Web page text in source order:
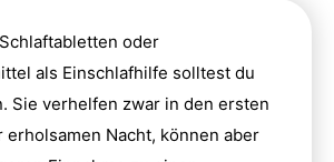
oder
als Einschlafhilfe solltest du
Sie verhelfen zwar in den ersten
erholsamen Nacht, können aber